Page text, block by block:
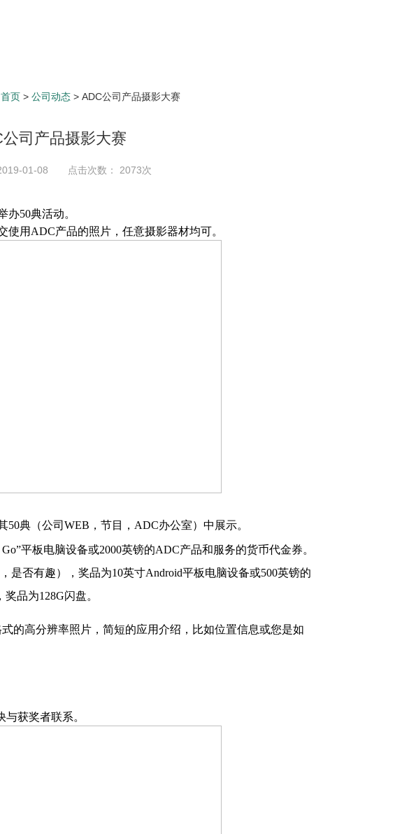
首页 > 公司动态 > ADC公司产品摄影大赛
司产品摄影大赛
01-08 点击次数： 2073次
办50典活动。
使用ADC产品的照片，任意摄影器材均可。
典（公司WEB，节目，ADC办公室）中展示。
平板电脑设备或2000英镑的ADC产品和服务的货币代金券。
是否有趣），奖品为10英寸Android平板电脑设备或500英镑的
奖品为128G闪盘。
式的高分辨率照片，简短的应用介绍，比如位置信息或您是如
获奖者联系。